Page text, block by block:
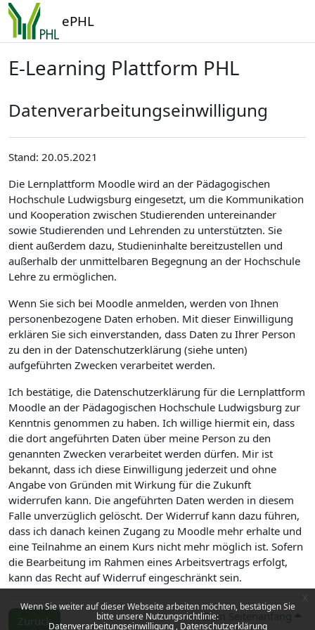
Zum Hauptinhalt
Wenn Sie weiter auf dieser Webseite arbeiten möchten, bestätigen Sie
bitte unsere Nutzungsrichtlinie:
Datenverarbeitungseinwilligung Datenschutzerklärung
x
ePHL
E-Learning Plattform PHL
Datenverarbeitungseinwilligung
Stand: 20.05.2021
Die Lernplattform Moodle wird an der Pädagogischen
Hochschule Ludwigsburg eingesetzt, um die Kommunikation
und Kooperation zwischen Studierenden untereinander
sowie Studierenden und Lehrenden zu unterstützten. Sie
dient außerdem dazu, Studieninhalte bereitzustellen und
außerhalb der unmittelbaren Begegnung an der Hochschule
Lehre zu ermöglichen.
Wenn Sie sich bei Moodle anmelden, werden von Ihnen
personenbezogene Daten erhoben. Mit dieser Einwilligung
erklären Sie sich einverstanden, dass Daten zu Ihrer Person
zu den in der Datenschutzerklärung (siehe unten)
aufgeführten Zwecken verarbeitet werden.
Ich bestätige, die Datenschutzerklärung für die Lernplattform
Moodle an der Pädagogischen Hochschule Ludwigsburg zur
Kenntnis genommen zu haben. Ich willige hiermit ein, dass
die dort angeführten Daten über meine Person zu den
genannten Zwecken verarbeitet werden dürfen. Mir ist
bekannt, dass ich diese Einwilligung jederzeit und ohne
Angabe von Gründen mit Wirkung für die Zukunft
widerrufen kann. Die angeführten Daten werden in diesem
Falle unverzüglich gelöscht. Der Widerruf kann dazu führen,
dass ich danach keinen Zugang zu Moodle mehr erhalte und
eine Teilnahme an einem Kurs nicht mehr möglich ist. Sofern
die Bearbeitung im Rahmen eines Arbeitsvertrags erfolgt,
kann das Recht auf Widerruf eingeschränkt sein.
Zurück Zum Seitenanfang